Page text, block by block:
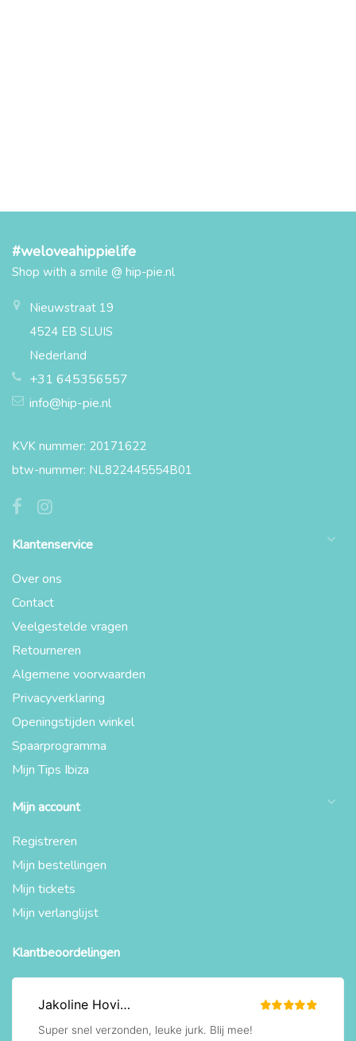
#weloveahippielife
Shop with a smile @ hip-pie.nl
Nieuwstraat 19
4524 EB SLUIS
Nederland
+31 645356557
info@hip-pie.nl
KVK nummer: 20171622
btw-nummer: NL822445554B01
Klantenservice
Over ons
Contact
Veelgestelde vragen
Retourneren
Algemene voorwaarden
Privacyverklaring
Openingstijden winkel
Spaarprogramma
Mijn Tips Ibiza
Mijn account
Registreren
Mijn bestellingen
Mijn tickets
Mijn verlanglijst
Klantbeoordelingen